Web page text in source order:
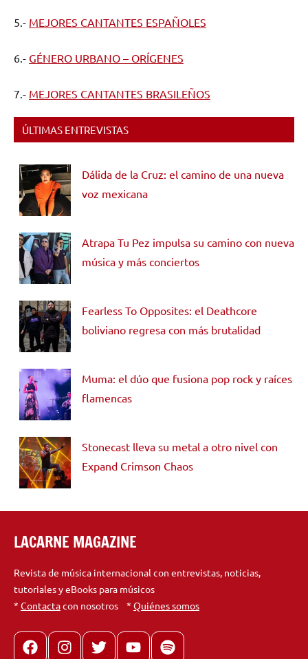
5.- MEJORES CANTANTES ESPAÑOLES
6.- GÉNERO URBANO – ORÍGENES
7.- MEJORES CANTANTES BRASILEÑOS
ÚLTIMAS ENTREVISTAS
Dálida de la Cruz: el camino de una nueva
voz mexicana
Atrapa Tu Pez impulsa su camino con nueva
música y más conciertos
Fearless To Opposites: el Deathcore
boliviano regresa con más brutalidad
Muma: el dúo que fusiona pop rock y raíces
flamencas
Stonecast lleva su metal a otro nivel con
Expand Crimson Chaos
LACARNE MAGAZINE
Revista de música internacional con entrevistas, noticias,
tutoriales y eBooks para músicos
* Contactacon nosotros * Quiénes somos
FacebookInstagram
X youtubespotify